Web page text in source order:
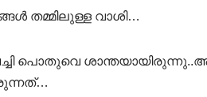
തമ്മിലുള്ള വാശി…
പൊതുവെ